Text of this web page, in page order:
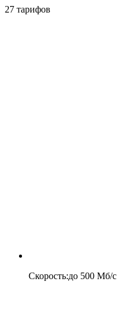
27 тарифов
Скорость:до 500 Мб/c